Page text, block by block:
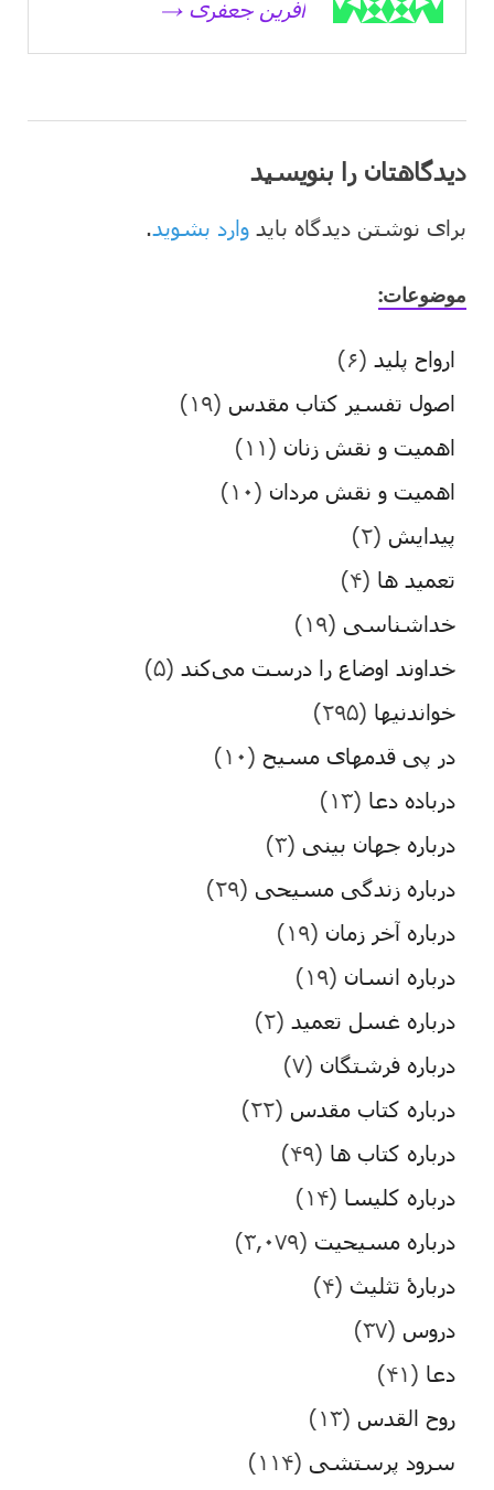
آفرین جعفری →
دیدگاهتان را بنویسید
برای نوشتن دیدگاه باید وارد بشوید .
موضوعات:
ارواح پلید (۶)
اصول تفسیر کتاب مقدس (۱۹)
اهمیت و نقش زنان (۱۱)
اهمیت و نقش مردان (۱۰)
پیدایش (۲)
تعمید ها (۴)
خداشناسی (۱۹)
خداوند اوضاع را درست می‌کند (۵)
خواندنیها (۲۹۵)
در پی قدمهای مسیح (۱۰)
درباده دعا (۱۳)
درباره جهان بینی (۳)
درباره زندگی مسیحی (۲۹)
درباره آخر زمان (۱۹)
درباره انسان (۱۹)
درباره غسل تعمید (۲)
درباره فرشتگان (۷)
درباره کتاب مقدس (۲۲)
درباره کتاب ها (۴۹)
درباره کلیسا (۱۴)
درباره مسیحیت (۳,۰۷۹)
دربارۀ تثلیث (۴)
دروس (۳۷)
دعا (۴۱)
روح القدس (۱۳)
سرود پرستشی (۱۱۴)